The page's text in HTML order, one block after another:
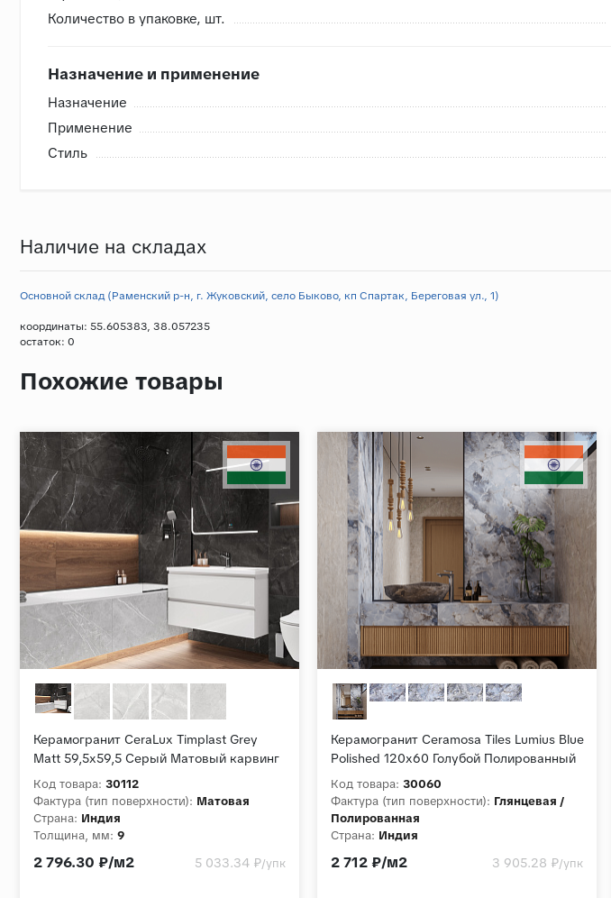
Количество в упаковке, шт.
Назначение и применение
Назначение
Применение
Стиль
Наличие на складах
Основной склад (Раменский р-н, г. Жуковский, село Быково, кп Спартак, Береговая ул., 1)
координаты: 55.605383, 38.057235
остаток: 0
Похожие товары
Керамогранит CeraLux Timplast Grey
Matt 59,5x59,5 Серый Матовый карвинг
Код товара: 30112
Фактура (тип поверхности): Матовая
Страна: Индия
Толщина, мм: 9
2 796.30 ₽/м2 5 033.34 ₽/упк
Керамогранит Ceramosa Tiles Lumius Blue
Polished 120x60 Голубой Полированный
Код товара: 30060
Фактура (тип поверхности): Глянцевая /
Полированная
Страна: Индия
Коллекция: Lumius
2 712 ₽/м2 3 905.28 ₽/упк